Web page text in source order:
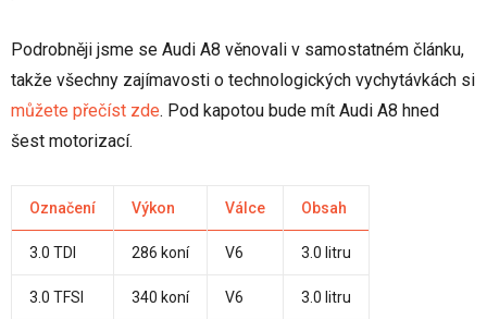
Podrobněji jsme se Audi A8 věnovali v samostatném článku,
takže všechny zajímavosti o technologických vychytávkách si
můžete přečíst zde. Pod kapotou bude mít Audi A8 hned
šest motorizací.
Označení Výkon Válce Obsah
3.0 TDI 286 koní V6 3.0 litru
3.0 TFSI 340 koní V6 3.0 litru